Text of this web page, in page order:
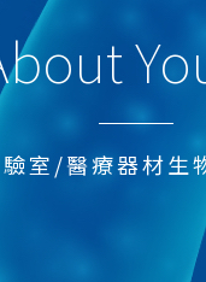
室/醫療器材生